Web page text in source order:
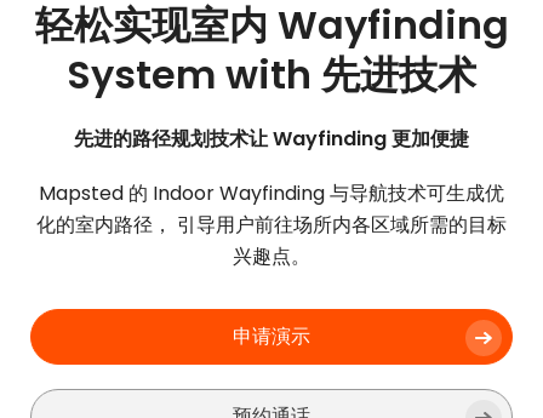
轻松实现室内 Wayfinding
System with 先进技术
先进的路径规划技术让 Wayfinding 更加便捷
Mapsted 的 Indoor Wayfinding 与导航技术可生成优
化的室内路径， 引导用户前往场所内各区域所需的目标
兴趣点。
申请演示